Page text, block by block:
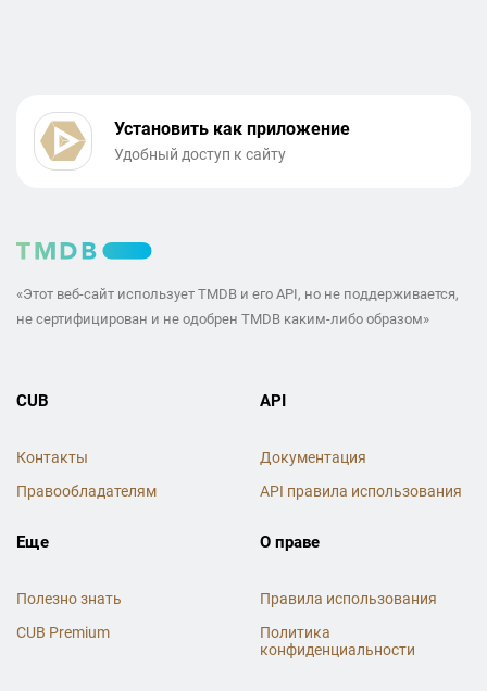
Установить как приложение
Удобный доступ к сайту
«Этот веб-сайт использует TMDB и его API, но не поддерживается,
не сертифицирован и не одобрен TMDB каким-либо образом»
CUB
Контакты
Правообладателям
API
Документация
API правила использования
Еще
Полезно знать
CUB Premium
О праве
Правила использования
Политика
конфиденциальности